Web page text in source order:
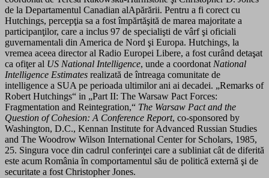
de la Departamentul Canadian alApărării. Pentru a fi corect cu
Hutchings, percepţia sa a fost împărtăşită de marea majoritate a
participanţilor, care a inclus 97 de specialişti de vârf şi oficiali
guvernamentali din America de Nord şi Europa. Hutchings, la
vremea aceea director al Radio Europei Libere, a fost curând detaşat
ca ofiţer al US National Intelligence, unde a coordonat National
Intelligence Estimates realizată de întreaga comunitate de
intelligence a SUA pe perioada ultimilor ani ai decadei. „Remarks of
Robert Hutchings“ in „Part II: The Warsaw Pact Forces:
Fragmentation and Reintegration,“ The Warsaw Pact and the
Question of Cohesion: A Conference Report, co-sponsored by
Washington, D.C., Kennan Institute for Advanced Russian Studies
and The Woodrow Wilson International Center for Scholars, 1985,
25. Singura voce din cadrul conferinţei care a subliniat cât de diferită
este acum România în comportamentul său de politică externă şi de
securitate a fost Christopher Jones.